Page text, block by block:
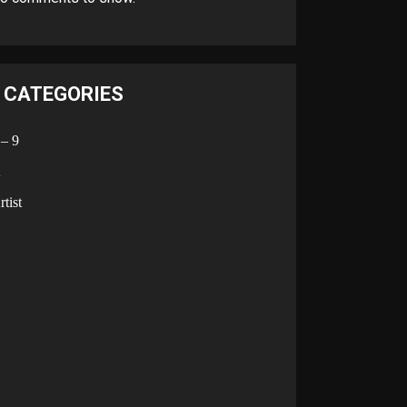
CATEGORIES
9